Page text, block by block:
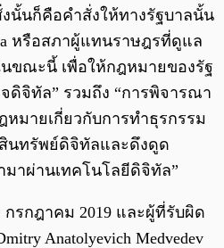
นั้นก็คือคำสั่งให้ทางรัฐบาลนั้น
หรือสภาผู้แทนราษฎรที่ดูแล
ขณะนี้ เพื่อให้กฎหมายของรัฐ
ดิจิทัล” รวมถึง “การพิจารณา
มายเกี่ยวกับการทำธุรกรรม
นทรัพย์ดิจิทัลและดึงดูด
มาผ่านเทคโนโลยีดิจิทัล”
รกฎาคม 2019 และผู้ที่รับผิด
Anatolyevich Medvedev